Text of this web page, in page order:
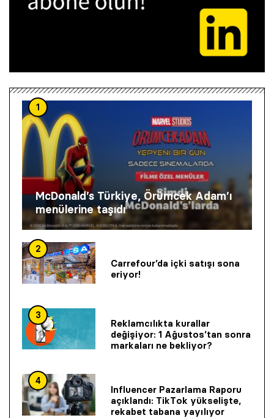
1
McDonald’s Türkiye, Örümcek Adam’ı
menülerine taşıdı
2
Carrefour’da içki satışı sona
eriyor!
3
Reklamcılıkta kurallar
değişiyor: 1 Ağustos’tan sonra
markaları ne bekliyor?
4
Influencer Pazarlama Raporu
açıklandı: TikTok yükselişte,
rekabet tabana yayılıyor